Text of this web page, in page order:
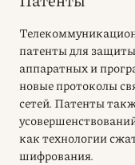
патенты для
аппаратных и
новые протоколы
сетей. Патенты
как технологии
шифрования.